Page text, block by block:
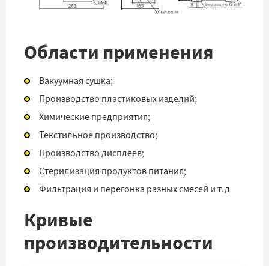
Области применения
Вакуумная сушка;
Производство пластиковых изделий;
Химические предприятия;
Текстильное производство;
Производство дисплеев;
Стерилизация продуктов питания;
Фильтрация и перегонка разных смесей и т.д
Кривые
производительности